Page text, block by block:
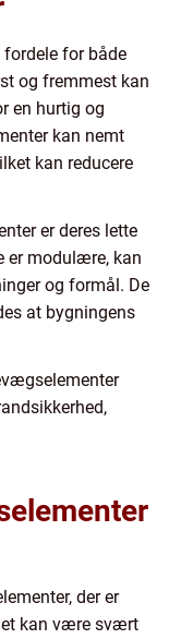
for både
og fremmest kan
en hurtig og
kan nemt
kan reducere
er deres lette
modulære, kan
og formål. De
at bygningens
der er
kan være svært